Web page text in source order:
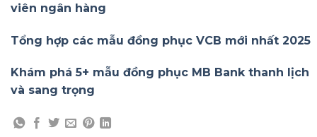
viên ngân hàng
Tổng hợp các mẫu đồng phục VCB mới nhất 2025
Khám phá 5+ mẫu đồng phục MB Bank thanh lịch
và sang trọng